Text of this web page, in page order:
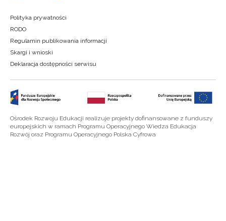
Polityka prywatności
RODO
Regulamin publikowania informacji
Skargi i wnioski
Deklaracja dostępności serwisu
Ośrodek Rozwoju Edukacji realizuje projekty dofinansowane z funduszy
europejskich w ramach Programu Operacyjnego Wiedza Edukacja
Rozwój oraz Programu Operacyjnego Polska Cyfrowa